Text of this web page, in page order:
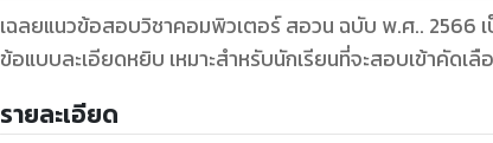
เฉลยแนวข้อสอบวิชาคอมพิวเตอร์ สอวน ฉบับ พ.ศ.. 2566
ข้อแบบละเอียดหยิบ เหมาะสำหรับนักเรียนที่จะสอบเข้าคัดเ
รายละเอียด